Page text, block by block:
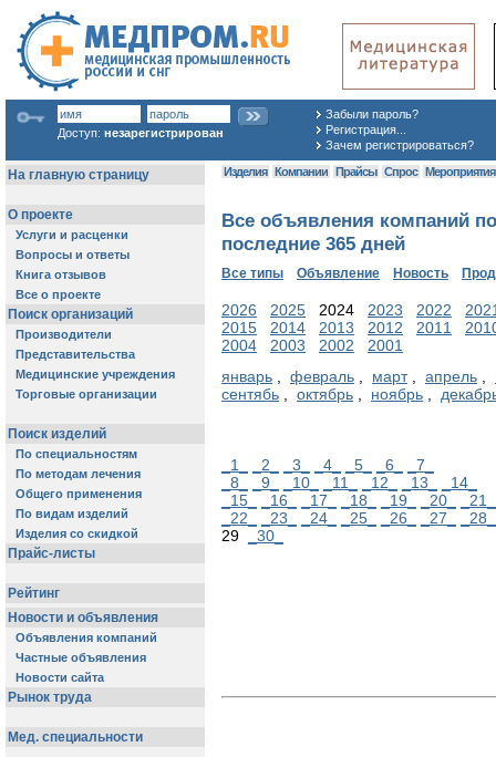
Доступ: незарегистрирован
Забыли пароль?
Регистрация...
Зачем регистрироваться?
Изделия Компании Прайсы Спрос Мероприятия
Все объявления компаний
последние 365 дней
Все типы Объявление Новость
2026 2025 2024 2023 2022
2015
2014 2013 2012 2011
2004
2003 2002
2001
январь , февраль , март, апрель ,
сентябь , октябрь , ноябрь ,
_1_ _2_ _3_ _4_ _5_ _6_
_7_
_8_
_9_ _10_ _11_ _12_ _13_
_14_
_15_
_16_ _17_ _18_ _19_ _20_
_21_
_22_
_23_ _24_ _25_ _26_ _27_
_28_
29
_30_